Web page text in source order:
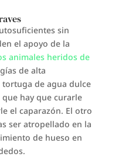
sin
el apoyo de la
animales heridos de
de alta
de agua dulce
hay que curarle
el caparazón. El otro
ser atropellado en la
de hueso en